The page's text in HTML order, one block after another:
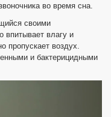
во время сна.
своими
впитывает влагу и
пропускает воздух.
и бактерицидными